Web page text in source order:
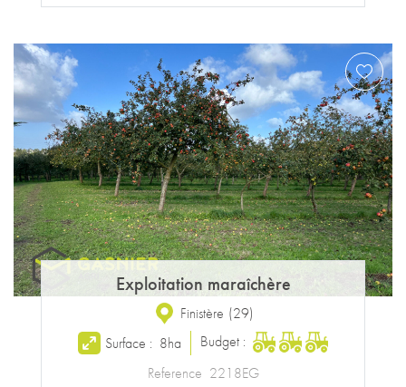
Exploitation maraîchère
Finistère (29)
Surface : 8ha
Budget :
Reference 2218EG